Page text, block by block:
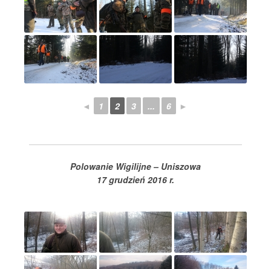
◄ 1 2 3 ... 6 ►
Polowanie Wigilijne – Uniszowa
17 grudzień 2016 r.